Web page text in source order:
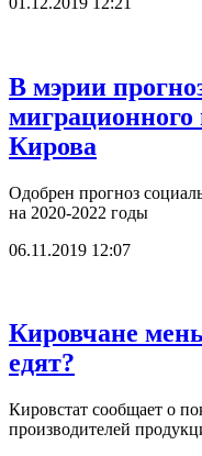
В мэрии
миграционного
Кирова
Одобрен прогноз
на 2020-2022 годы
06.11.2019 12:07
Кировчане
едят?
Кировстат сообщает о
производителей